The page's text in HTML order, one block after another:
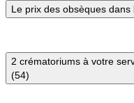
Le prix des obsèques
2 crématoriums à votre
(54)